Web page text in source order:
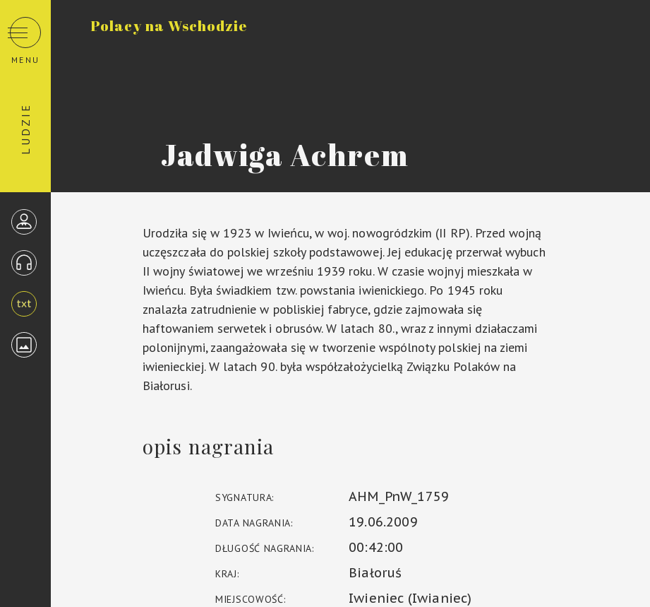
MENU
LUDZIE
Polacy na Wschodzie
Jadwiga Achrem
Urodziła się w 1923 w Iwieńcu, w woj. nowogródzkim (II RP). Przed wojną
uczęszczała do polskiej szkoły podstawowej. Jej edukację przerwał wybuch
II wojny światowej we wrześniu 1939 roku. W czasie wojnyj mieszkała w
Iwieńcu. Była świadkiem tzw. powstania iwienickiego. Po 1945 roku
znalazła zatrudnienie w pobliskiej fabryce, gdzie zajmowała się
haftowaniem serwetek i obrusów. W latach 80., wraz z innymi działaczami
polonijnymi, zaangażowała się w tworzenie wspólnoty polskiej na ziemi
iwienieckiej. W latach 90. była współzałożycielką Związku Polaków na
Białorusi.
opis nagrania
SYGNATURA: AHM_PnW_1759
DATA NAGRANIA: 19.06.2009
DŁUGOŚĆ NAGRANIA: 00:42:00
KRAJ: Białoruś
MIEJSCOWOŚĆ: Iwieniec (Iwianiec)